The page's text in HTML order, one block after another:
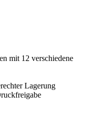
mit 12 verschiedene
Lagerung